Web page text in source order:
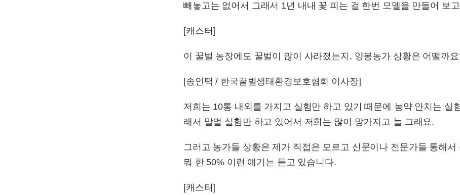
빼놓고는 없어서 그래서 1년 내내 꽃 피는 걸 한번 모델을 만들어 보
[캐스터]
이 꿀벌 농장에도 꿀벌이 많이 사라졌는지, 양봉농가 상황은 어떨까
[송인택 / 한국꿀벌생태환경보호협회 이사장]
저희는 10통 내외를 가지고 실험만 하고 있기 때문에 농약 안치는 실
래서 말벌 실험만 하고 있어서 저희는 많이 망가지고 늘 그래요.
그러고 농가들 상황은 제가 직접은 모르고 신문이나 전문가들 통해
뭐 한 50% 이런 얘기는 듣고 있습니다.
[캐스터]